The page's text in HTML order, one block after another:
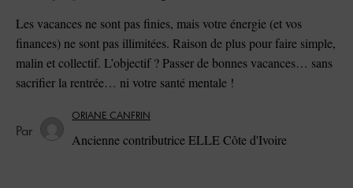
Les vacances ne sont pas finies, mais votre énergie (et vos
finances) ne sont pas illimitées. Raison de plus pour faire simple,
malin et collectif. L’objectif ? Passer de bonnes vacances… sans
sacrifier la rentrée… ni votre santé mentale !
ORIANE CANFRIN
Ancienne contributrice ELLE Côte d'Ivoire